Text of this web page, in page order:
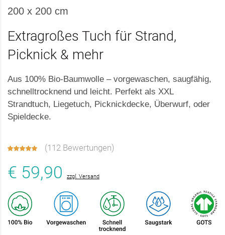
200 x 200 cm
Extragroßes Tuch für Strand,
Picknick & mehr
Aus 100% Bio-Baumwolle – vorgewaschen, saugfähig,
schnelltrocknend und leicht. Perfekt als XXL
Strandtuch, Liegetuch, Picknickdecke, Überwurf, oder
Spieldecke.
(112 Bewertungen)
€ 59,90 zzgl. Versand